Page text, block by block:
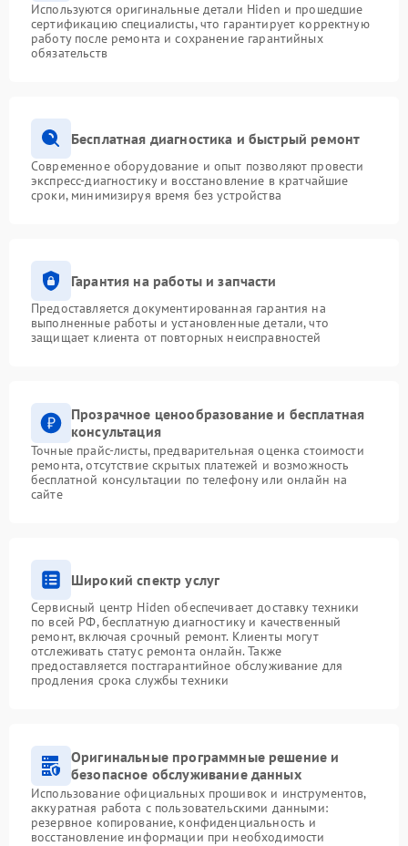
Используются оригинальные детали Hiden и прошедшие
сертификацию специалисты, что гарантирует корректную
работу после ремонта и сохранение гарантийных
обязательств
Бесплатная диагностика и быстрый ремонт
Современное оборудование и опыт позволяют провести
экспресс-диагностику и восстановление в кратчайшие
сроки, минимизируя время без устройства
Гарантия на работы и запчасти
Предоставляется документированная гарантия на
выполненные работы и установленные детали, что
защищает клиента от повторных неисправностей
Прозрачное ценообразование и бесплатная
консультация
Точные прайс-листы, предварительная оценка стоимости
ремонта, отсутствие скрытых платежей и возможность
бесплатной консультации по телефону или онлайн на
сайте
Широкий спектр услуг
Сервисный центр Hiden обеспечивает доставку техники
по всей РФ, бесплатную диагностику и качественный
ремонт, включая срочный ремонт. Клиенты могут
отслеживать статус ремонта онлайн. Также
предоставляется постгарантийное обслуживание для
продления срока службы техники
Оригинальные программные решение и
безопасное обслуживание данных
Использование официальных прошивок и инструментов,
аккуратная работа с пользовательскими данными:
резервное копирование, конфиденциальность и
восстановление информации при необходимости